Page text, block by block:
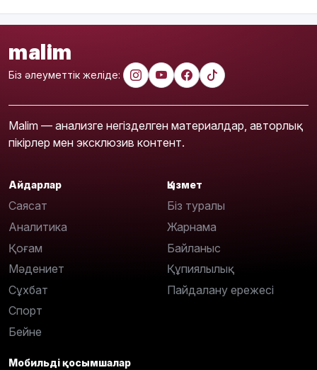
malim
Біз әлеуметтік желіде:
Malim — анализге негізделген материалдар, авторлық
пікірлер мен эксклюзив контент.
Айдарлар
Саясат
Аналитика
Қоғам
Мәдениет
Сұхбат
Спорт
Бейне
Қызмет
Біз туралы
Жарнама
Байланыс
Құпиялылық
Пайдалану ережесі
Мобильді қосымшалар